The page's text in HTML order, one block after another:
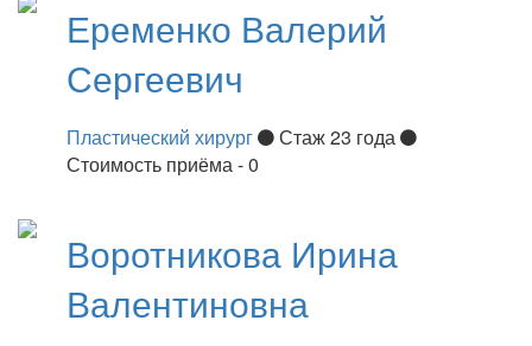
Еременко Валерий
Сергеевич
Пластический хирург
Стаж 23 года
Стоимость приёма - 0
Воротникова Ирина
Валентиновна